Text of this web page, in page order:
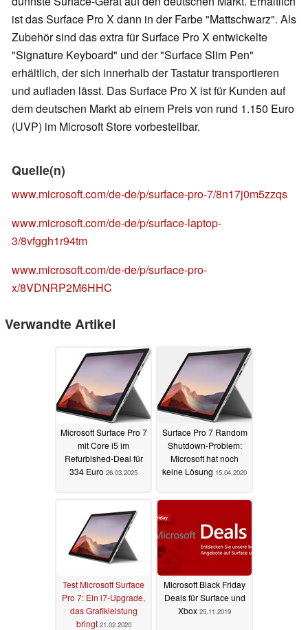
ist das Surface Pro X dann in der Farbe "Mattschwarz". Als
Zubehör sind das extra für Surface Pro X entwickelte
"Signature Keyboard" und der "Surface Slim Pen"
erhältlich, der sich innerhalb der Tastatur transportieren
und aufladen lässt. Das Surface Pro X ist für Kunden auf
dem deutschen Markt ab einem Preis von rund 1.150 Euro
(UVP) im Microsoft Store vorbestellbar.
Quelle(n)
www.microsoft.com/de-de/p/surface-pro-7/8n17j0m5zzqs
www.microsoft.com/de-de/p/surface-laptop-
3/8vfggh1r94tm
www.microsoft.com/de-de/p/surface-pro-
x/8VDNRP2M6HHC
Verwandte Artikel
Microsoft Surface Pro 7
mit Core i5 im
Refurbished-Deal für
334 Euro 26.03.2025
Surface Pro 7 Random
Shutdown-Problem:
Microsoft hat noch
keine Lösung 15.04.2020
Test Microsoft Surface
Pro 7: Ein i7-Upgrade,
das Grafikleistung
bringt 21.02.2020
Microsoft Black Friday
Deals für Surface und
Xbox 25.11.2019